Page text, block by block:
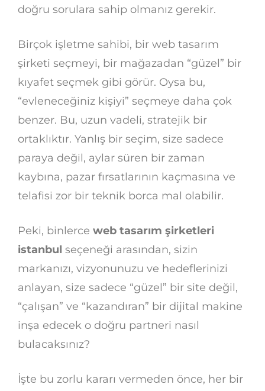
doğru sorulara sahip olmanız gerekir.
Birçok işletme sahibi, bir web tasarım
şirketi seçmeyi, bir mağazadan “güzel” bir
kıyafet seçmek gibi görür. Oysa bu,
“evleneceğiniz kişiyi” seçmeye daha çok
benzer. Bu, uzun vadeli, stratejik bir
ortaklıktır. Yanlış bir seçim, size sadece
paraya değil, aylar süren bir zaman
kaybına, pazar fırsatlarının kaçmasına ve
telafisi zor bir teknik borca mal olabilir.
Peki, binlerce web tasarım şirketleri
istanbul seçeneği arasından, sizin
markanızı, vizyonunuzu ve hedeflerinizi
anlayan, size sadece “güzel” bir site değil,
“çalışan” ve “kazandıran” bir dijital makine
inşa edecek o doğru partneri nasıl
bulacaksınız?
İşte bu zorlu kararı vermeden önce, her bir